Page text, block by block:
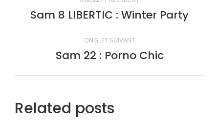
de
commentaire
Onglet
Sam 8 LIBERTIC : Winter Party
ONGLET SUIVANT
Onglet
Sam 22 : Porno Chic
Related posts